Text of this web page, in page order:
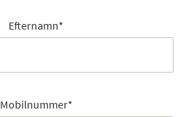
Efternamn*
Mobilnummer*